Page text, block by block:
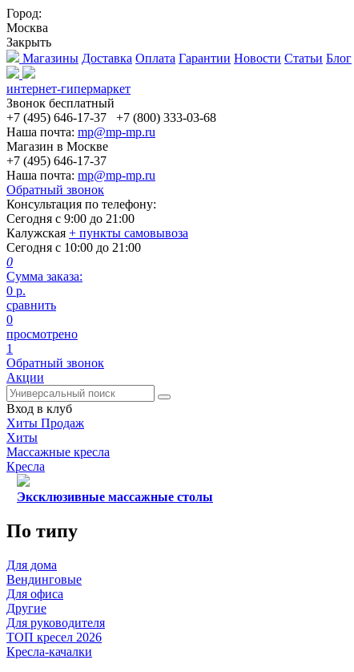
Город:
Москва
Закрыть
Магазины Доставка Оплата Гарантии Новости Статьи Блог
интернет-гипермаркет
Звонок бесплатный
+7 (495) 646-17-37
+7 (800) 333-03-68
Наша почта: mp@mp-mp.ru
Магазин в Москве
+7 (495) 646-17-37
Наша почта: mp@mp-mp.ru
Обратный звонок
Консультация по телефону:
Сегодня с 9:00 до 21:00
Калужская + пункты самовывоза
Сегодня с 10:00 до 21:00
0
Сумма заказа:
0 р.
сравнить
0
просмотрено
1
Обратный звонок
Акции
Вход в клуб
Хиты Продаж
Хиты
Массажные кресла
Кресла
Эксклюзивные массажные столы
По типу
Для дома
Вендинговые
Для офиса
Другие
Для руководителя
ТОП кресел 2026
Кресла-качалки